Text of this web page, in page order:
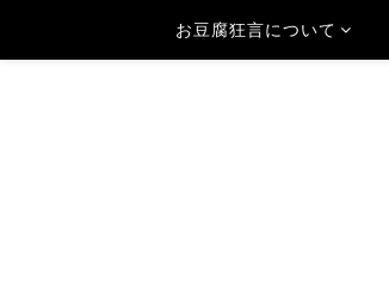
お豆腐狂言について